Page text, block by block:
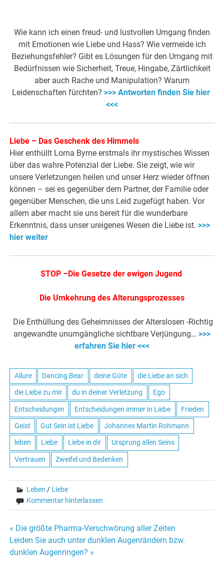
Wie kann ich einen freud- und lustvollen Umgang finden
mit Emotionen wie Liebe und Hass? Wie vermeide ich
Beziehungsfehler? Gibt es Lösungen für den Umgang mit
Bedürfnissen wie Sicherheit, Treue, Hingabe, Zärtlichkeit
aber auch Rache und Manipulation? Warum
Leidenschaften fürchten? >>> Antworten finden Sie hier
<<<
Liebe – Das Geschenk des Himmels
Hier enthüllt Lorna Byrne erstmals ihr mystisches Wissen
über das wahre Potenzial der Liebe. Sie zeigt, wie wir
unsere Verletzungen heilen und unser Herz wieder öffnen
können – sei es gegenüber dem Partner, der Familie oder
gegenüber Menschen, die uns Leid zugefügt haben. Vor
allem aber macht sie uns bereit für die wunderbare
Erkenntnis, dass unser ureigenes Wesen die Liebe ist. >>>
hier weiter
STOP –Die Gesetze der ewigen Jugend
Die Umkehrung des Alterungsprozesses
Die Enthüllung des Geheimnisses der Alterslosen -Richtig
angewandte unumgängliche sichtbare Verjüngung… >>>
erfahren Sie hier <<<
Allure Dancing Bear deine Güte die Liebe an sich
die Liebe zu mir du in deiner Verletzung Ego
Entscheidungen Entscheidungen immer in Liebe Frieden
Geist Gut Sein ist Liebe Johannes Martin Rohmann
leben Liebe Liebe in dir Ursprung allen Seins
Vertrauen Zweifel und Bedenken
Leben / Liebe
Kommentar hinterlassen
Beitrags-
Navigation
« Die größte Pharma-Verschwörung aller Zeiten
Leiden Sie auch unter dunklen Augenrändern bzw.
dunklen Augenringen? »